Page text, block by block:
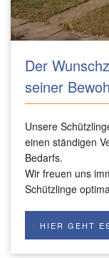
Der
seiner
Unsere
einen ständigen
Bedarfs.
Wir freuen uns
Schützlinge
HIER GEHT